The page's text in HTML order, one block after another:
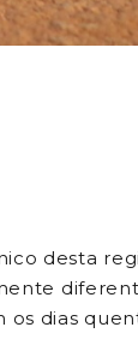
desta
dias